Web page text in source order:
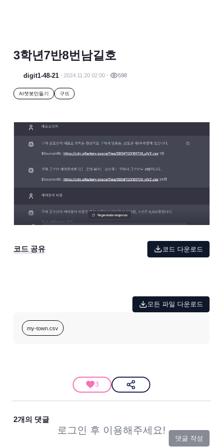
3학년7반8번남길호
digit1-48-21 2024.11.20 02:00 598
AI챗봇만들기 구뜨
코드 공유 코드 다운로드
모든 파일 다운로드
my-town.csv
3
2개의 댓글
로그인 후 이용해주세요!
댓글 작성